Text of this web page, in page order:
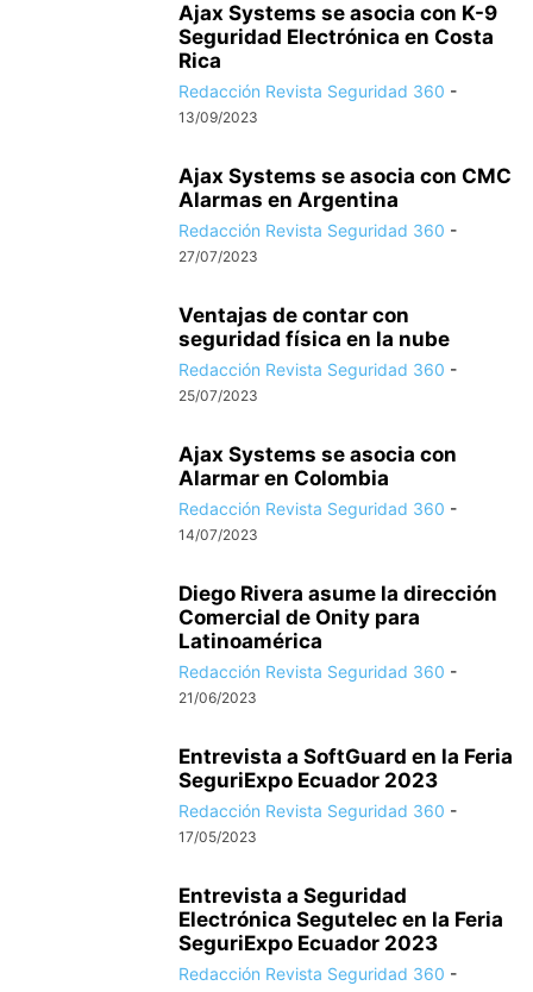
Ajax Systems se asocia con K-9
Seguridad Electrónica en Costa
Rica
Redacción Revista Seguridad 360 -
13/09/2023
Ajax Systems se asocia con CMC
Alarmas en Argentina
Redacción Revista Seguridad 360 -
27/07/2023
Ventajas de contar con
seguridad física en la nube
Redacción Revista Seguridad 360 -
25/07/2023
Ajax Systems se asocia con
Alarmar en Colombia
Redacción Revista Seguridad 360 -
14/07/2023
Diego Rivera asume la dirección
Comercial de Onity para
Latinoamérica
Redacción Revista Seguridad 360 -
21/06/2023
Entrevista a SoftGuard en la Feria
SeguriExpo Ecuador 2023
Redacción Revista Seguridad 360 -
17/05/2023
Entrevista a Seguridad
Electrónica Segutelec en la Feria
SeguriExpo Ecuador 2023
Redacción Revista Seguridad 360 -